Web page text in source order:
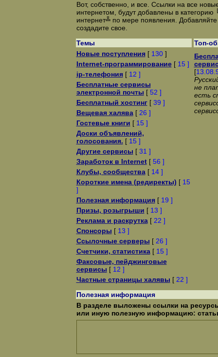
Вот, собственно, и все. Ссылки на все
интернетом, будут добавлены в
интернет╩ по мере появления.
создадите свое.
Темы
Топ-
Новые поступления[ 130]
Internet-программирование[ 15 ]
ip-телефония[ 12 ]
Бесплатные сервисы
электронной почты [ 52 ]
Бесплатный хостинг[ 39 ]
Вещевая халява[ 26 ]
Гостевые книги [ 15 ]
Доски объявлений,
голосования. [ 15 ]
Другие сервисы [ 31 ]
Заработок в Internet[ 56 ]
Клубы, сообщества[ 14 ]
Короткие имена (редиректы) [ 15
]
Полезная информация[ 19 ]
Призы, розыгрыши [ 13 ]
Реклама и раскрутка[ 22 ]
Спонсоры [ 13 ]
Ссылочные серверы [ 26 ]
Счетчики, статистика[ 15 ]
Факсовые, пейджинговые
сервисы [ 12 ]
Частные страницы халявы [ 22 ]
[
не
есть
Полезная информация
В разделе выложены ссылки на
или иную полезную информацию: